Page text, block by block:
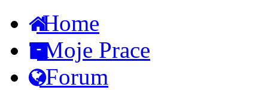
Home
Moje Prace
Forum